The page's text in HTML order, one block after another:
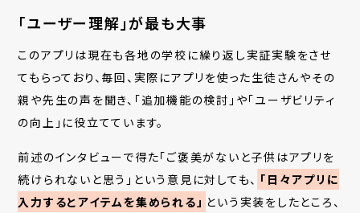
「ユーザー理解」が最も大事
このアプリは現在も各地の学校に繰り返し実証実験をさせ
てもらっており、毎回、実際にアプリを使った生徒さんやその
親や先生の声を聞き、「追加機能の検討」や「ユーザビリティ
の向上」に役立てています。
前述のインタビューで得た「ご褒美がないと子供はアプリを
続けられないと思う」という意見に対しても、 「日々アプリに
入力するとアイテムを集められる」 という実装をしたところ、